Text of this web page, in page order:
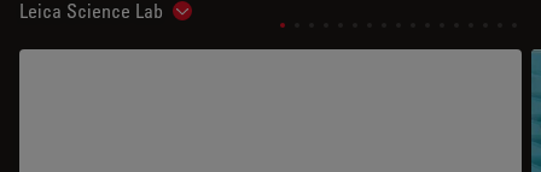
Leica Science Lab Show subnavigation